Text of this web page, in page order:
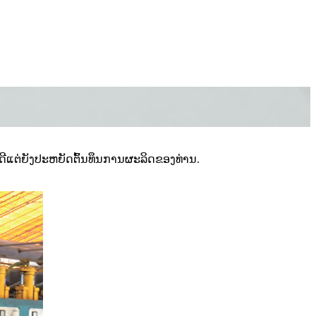
ແຕ່ຍັງປະຫຍັດຕົ້ນທຶນການຜະລິດຂອງທ່ານ.